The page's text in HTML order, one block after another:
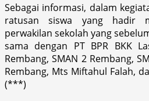
Sebagai informasi, dalam
ratusan siswa yang hadir
perwakilan sekolah yang
sama dengan PT BPR BKK
Rembang, SMAN 2 Rembang,
Rembang, Mts Miftahul Falah,
(***)